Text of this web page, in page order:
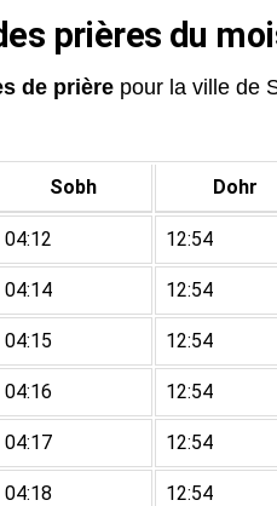
prières du
de prière pour la ville de
Sobh Dohr
04:12 12:54
04:14 12:54
04:15 12:54
04:16 12:54
04:17 12:54
04:18 12:54